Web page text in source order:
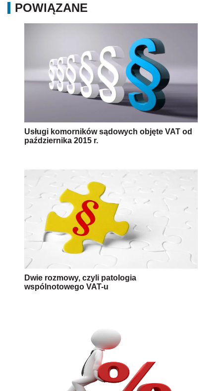
POWIĄZANE
Usługi komorników sądowych objęte VAT od
października 2015 r.
Dwie rozmowy, czyli patologia
wspólnotowego VAT-u